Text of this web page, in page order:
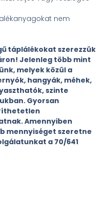
nem
táplálékokat szerezzük
Jelenleg több mint
melyek közül a
hangyák, méhek,
szinte
Gyorsan
Amennyiben
mennyiséget szeretne
a 70/641